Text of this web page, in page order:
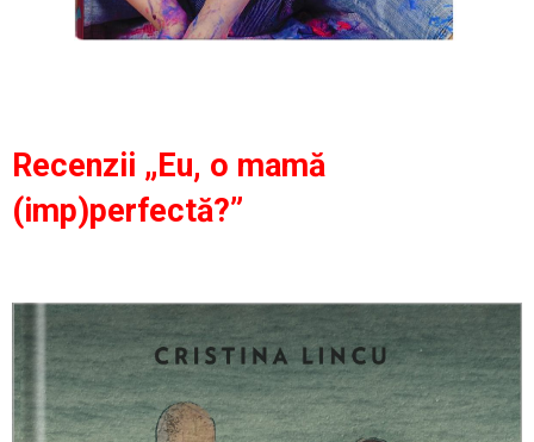
Recenzii „Eu, o mamă
(imp)perfectă?”